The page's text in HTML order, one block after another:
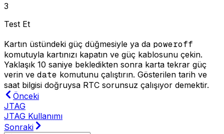
3
Test Et
Kartın üstündeki güç düğmesiyle ya da poweroff
komutuyla kartınızı kapatın ve güç kablosunu çekin.
Yaklaşık 10 saniye bekledikten sonra karta tekrar güç
verin ve date komutunu çalıştırın. Gösterilen tarih ve
saat bilgisi doğruysa RTC sorunsuz çalışıyor demektir.
Önceki
JTAG
JTAG Kullanımı
Sonraki